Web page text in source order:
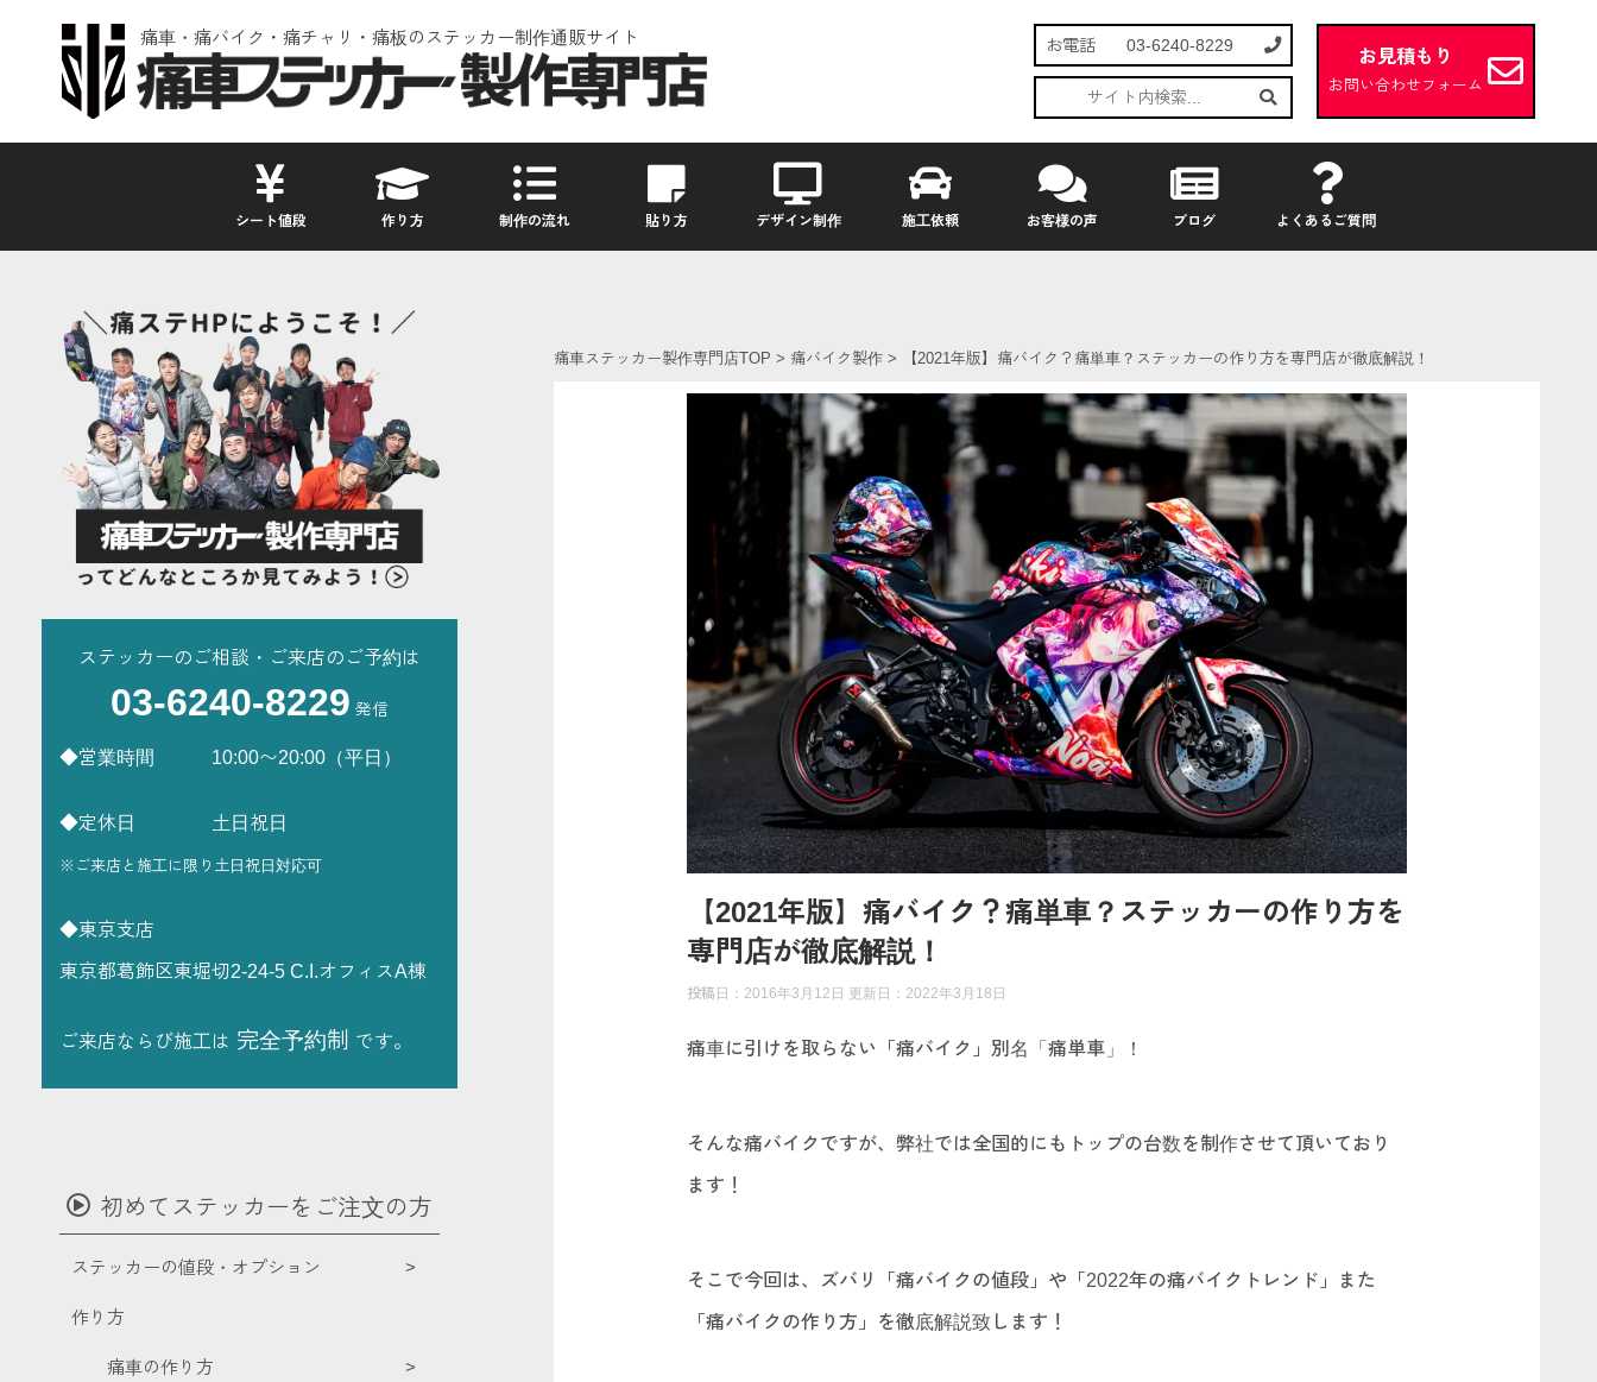
痛車・痛バイク・痛チャリ・痛板のステッカー制作通販サイト お電話 03-6240-8229
お見積もり
お問い合わせフォーム
シート値段 作り方 制作の流れ 貼り方 デザイン制作 施工依頼 お客様の声 ブログ よくあるご質問
ステッカーのご相談・ご来店のご予約は
03-6240-8229
◆営業時間 10:00〜20:00（平日）
◆定休日 土日祝日
※ご来店と施工に限り土日祝日対応可
◆東京支店
東京都葛飾区東堀切2-24-5 C.I.オフィスA棟
ご来店ならび施工は 完全予約制 です。
初めてステッカーをご注文の方
ステッカーの値段・オプション
作り方
痛車の作り方
痛車ステッカー製作専門店TOP 痛バイク製作 【2021年版】痛バイク？痛単車？ステッカーの作り方を専門店が徹底解説！
【2021年版】痛バイク？痛単車？ステッカーの作り方を
専門店が徹底解説！
投稿日：2016年3月12日 更新日： 2022年3月18日
痛車に引けを取らない「痛バイク」別名「痛単車」！
そんな痛バイクですが、弊社では全国的にもトップの台数を制作させて頂いており
ます！
そこで今回は、ズバリ「痛バイクの値段」や「2022年の痛バイクトレンド」また
「痛バイクの作り方」を徹底解説致します！